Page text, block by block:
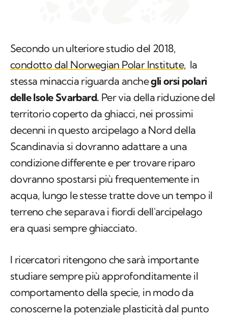
Secondo un ulteriore studio del 2018,
condotto dal Norwegian Polar Institute, la
stessa minaccia riguarda anchegli orsi polari
delle Isole Svarbard. Per via della riduzione del
territorio coperto da ghiacci, nei prossimi
decenni in questo arcipelago a Nord della
Scandinavia si dovranno adattare a una
condizione differente e per trovare riparo
dovranno spostarsi più frequentemente in
acqua, lungo le stesse tratte dove un tempo il
terreno che separava i fiordi dell'arcipelago
era quasi sempre ghiacciato.
I ricercatori ritengono che sarà importante
studiare sempre più approfonditamente il
comportamento della specie, in modo da
conoscerne la potenziale plasticità dal punto